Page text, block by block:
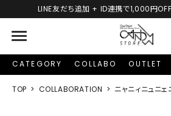
LINE友だち追加 + ID連携で1,000円
menu
CATEGORY COLLABO OUTLET
TOP COLLABORATION ニャニィニュニェ